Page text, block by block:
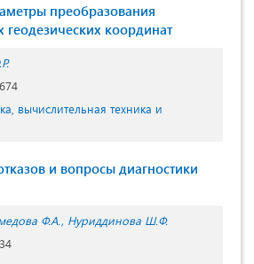
преобразования
геодезических координат
вычислительная техника и
и вопросы диагностики
Ф.А. Нуриддинова Ш.Ф.